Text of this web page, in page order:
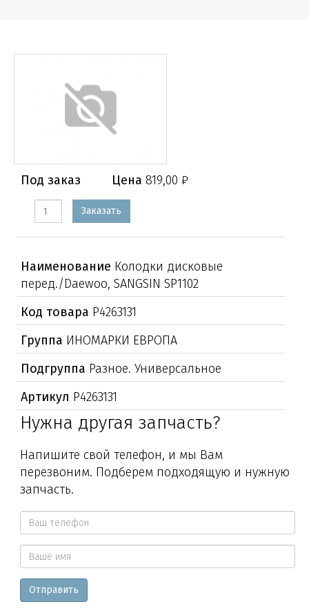
Под заказ Цена 819,00 ₽
Заказать
Наименование Колодки дисковые
перед./Daewoo, SANGSIN SP1102
Код товара Р4263131
Группа ИНОМАРКИ ЕВРОПА
Подгруппа Разное. Универсальное
Артикул Р4263131
Нужна другая запчасть?
Напишите свой телефон, и мы Вам
перезвоним. Подберем подходящую и нужную
запчасть.
Ваш
телефон
*
Ваше
имя
Отправить